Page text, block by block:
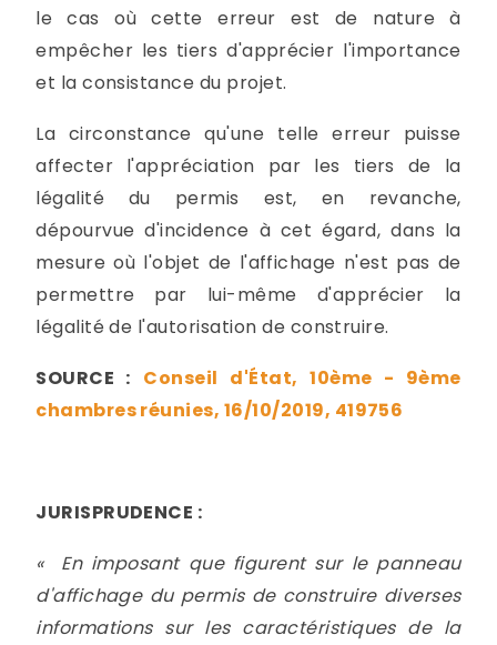
le cas où cette erreur est de nature à
empêcher les tiers d'apprécier l'importance
et la consistance du projet.
La circonstance qu'une telle erreur puisse
affecter l'appréciation par les tiers de la
légalité du permis est, en revanche,
dépourvue d'incidence à cet égard, dans la
mesure où l'objet de l'affichage n'est pas de
permettre par lui-même d'apprécier la
légalité de l'autorisation de construire.
SOURCE : Conseil d'État, 10ème - 9ème
chambres réunies, 16/10/2019, 419756
JURISPRUDENCE :
«
En imposant que figurent sur le panneau
d'affichage du permis de construire diverses
informations sur les caractéristiques de la